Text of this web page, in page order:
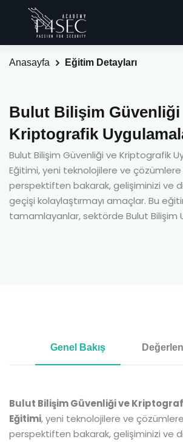
Anasayfa Eğitim Detayları
Bulut Bilişim Güvenliği
Kriptografik
Bulut Bilişim Güvenliği ve Kriptografik
Eğitimi, yeni teknolojilere ve
perspektiften bakarak, gelişiminizi ve
geçişi kolaylaştırmayı amaçlar. Bu
tamamlayanlar, sektörde Bulut Bilişim
Genel Bakış
Bulut Bilişim Güvenliği ve
Eğitimi, yeni teknolojilere ve
perspektiften bakarak, gelişiminizi ve